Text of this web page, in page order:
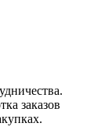
заказов